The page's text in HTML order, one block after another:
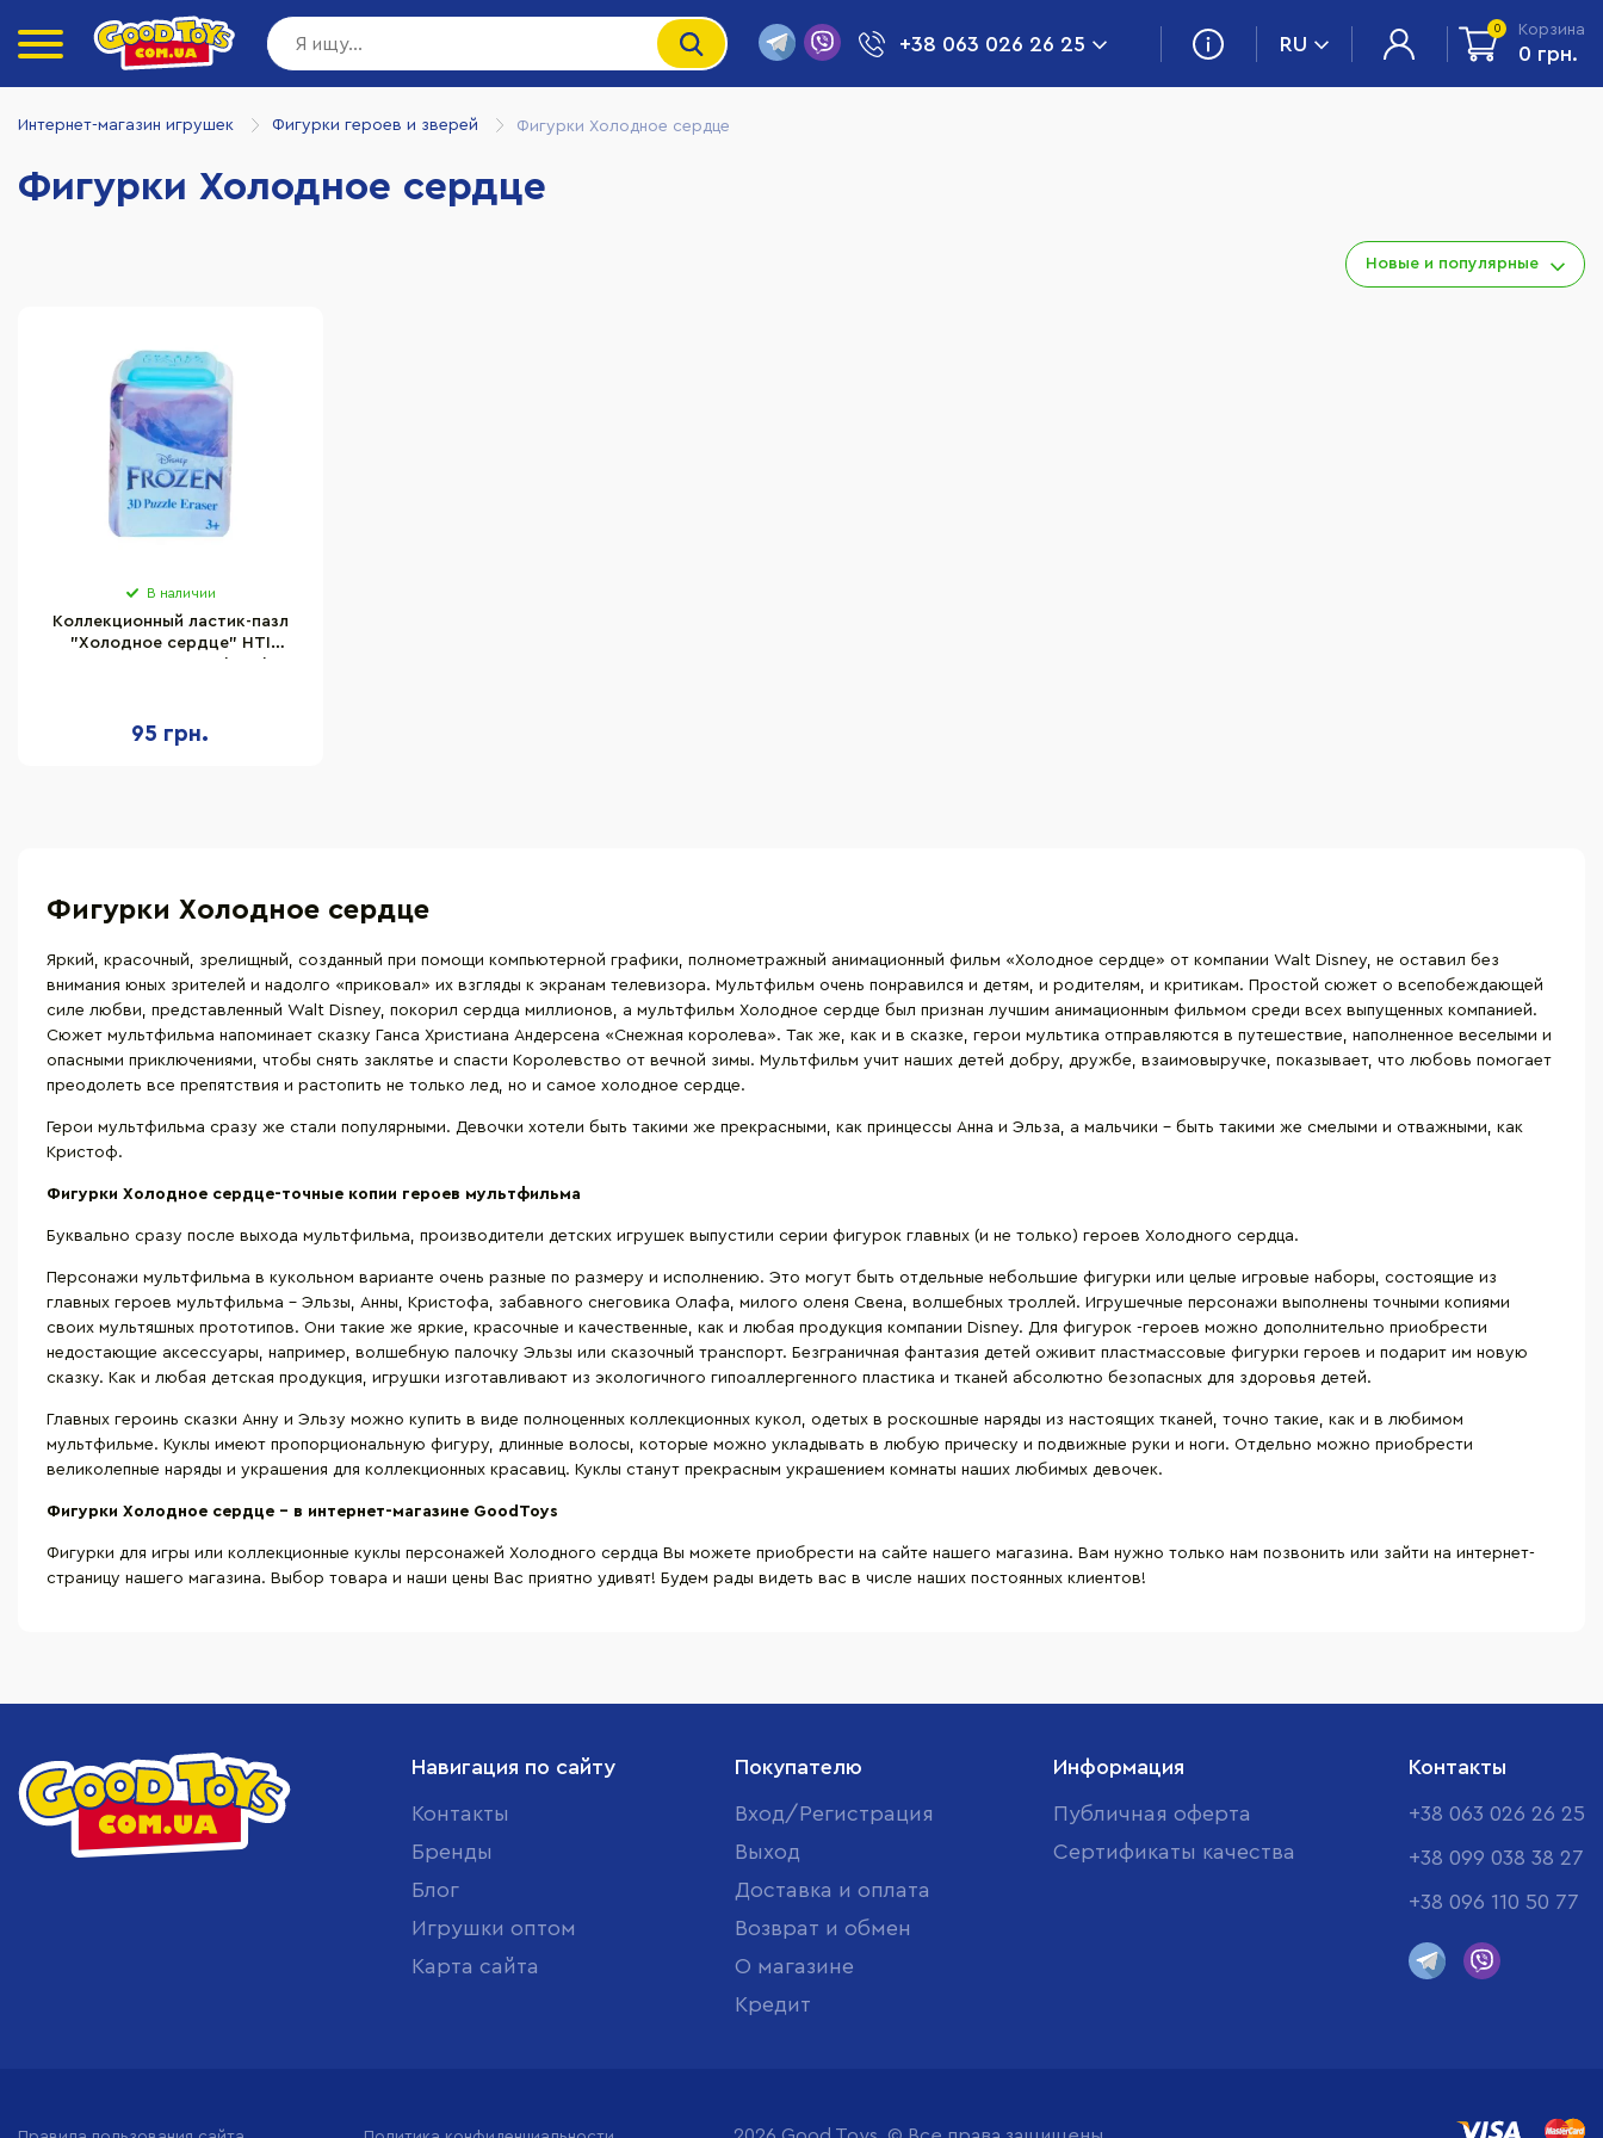
+38 063 026 26 25 RU
0 Корзина
0 грн.
Интернет-магазин игрушек Фигурки героев и зверей Фигурки Холодное сердце
Фигурки Холодное сердце
Новые и популярные
В наличии
Коллекционный ластик-пазл
"Холодное сердце" HTI
95 грн.
Фигурки Холодное сердце
Яркий, красочный, зрелищный, созданный при помощи компьютерной графики, полнометражный анимационный фильм «Холодное сердце» от компании Walt Disney, не оставил без
внимания юных зрителей и надолго «приковал» их взгляды к экранам телевизора. Мультфильм очень понравился и детям, и родителям, и критикам. Простой сюжет о всепобеждающей
силе любви, представленный Walt Disney, покорил сердца миллионов, а мультфильм Холодное сердце был признан лучшим анимационным фильмом среди всех выпущенных компанией.
Сюжет мультфильма напоминает сказку Ганса Христиана Андерсена «Снежная королева». Так же, как и в сказке, герои мультика отправляются в путешествие, наполненное веселыми и
опасными приключениями, чтобы снять заклятье и спасти Королевство от вечной зимы. Мультфильм учит наших детей добру, дружбе, взаимовыручке, показывает, что любовь помогает
преодолеть все препятствия и растопить не только лед, но и самое холодное сердце.
Герои мультфильма сразу же стали популярными. Девочки хотели быть такими же прекрасными, как принцессы Анна и Эльза, а мальчики – быть такими же смелыми и отважными, как
Кристоф.
Фигурки Холодное сердце-точные копии героев мультфильма
Буквально сразу после выхода мультфильма, производители детских игрушек выпустили серии фигурок главных (и не только) героев Холодного сердца.
Персонажи мультфильма в кукольном варианте очень разные по размеру и исполнению. Это могут быть отдельные небольшие фигурки или целые игровые наборы, состоящие из
главных героев мультфильма – Эльзы, Анны, Кристофа, забавного снеговика Олафа, милого оленя Свена, волшебных троллей. Игрушечные персонажи выполнены точными копиями
своих мультяшных прототипов. Они такие же яркие, красочные и качественные, как и любая продукция компании Disney. Для фигурок -героев можно дополнительно приобрести
недостающие аксессуары, например, волшебную палочку Эльзы или сказочный транспорт. Безграничная фантазия детей оживит пластмассовые фигурки героев и подарит им новую
сказку. Как и любая детская продукция, игрушки изготавливают из экологичного гипоаллергенного пластика и тканей абсолютно безопасных для здоровья детей.
Главных героинь сказки Анну и Эльзу можно купить в виде полноценных коллекционных кукол, одетых в роскошные наряды из настоящих тканей, точно такие, как и в любимом
мультфильме. Куклы имеют пропорциональную фигуру, длинные волосы, которые можно укладывать в любую прическу и подвижные руки и ноги. Отдельно можно приобрести
великолепные наряды и украшения для коллекционных красавиц. Куклы станут прекрасным украшением комнаты наших любимых девочек.
Фигурки Холодное сердце – в интернет-магазине GoodToys
Фигурки для игры или коллекционные куклы персонажей Холодного сердца Вы можете приобрести на сайте нашего магазина. Вам нужно только нам позвонить или зайти на интернет-
страницу нашего магазина. Выбор товара и наши цены Вас приятно удивят! Будем рады видеть вас в числе наших постоянных клиентов!
Навигация по сайту
Контакты
Бренды
Блог
Игрушки оптом
Карта сайта
Покупателю
Вход/Регистрация
Выход
Доставка и оплата
Возврат и обмен
О магазине
Кредит
Информация
Публичная оферта
Сертификаты качества
Контакты
+38 063 026 26 25
+38 099 038 38 27
+38 096 110 50 77